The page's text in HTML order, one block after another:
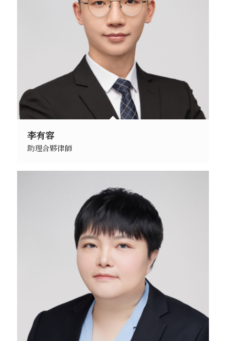
李有容
助理合夥律師